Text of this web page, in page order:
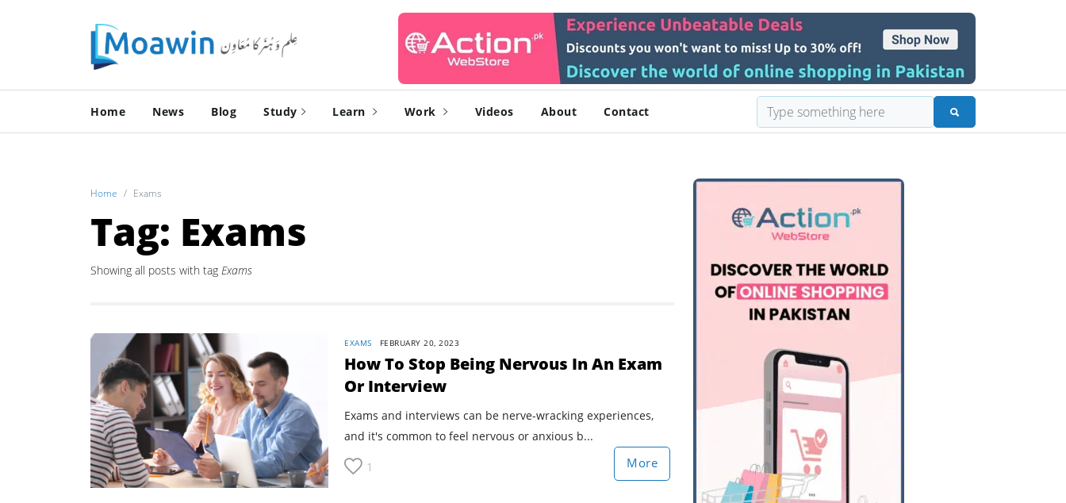
Home News Blog Study Learn Work Videos About Contact
Home Exams
Tag: Exams
Showing all posts with tag Exams
EXAMS FEBRUARY 20, 2023
How To Stop Being Nervous In An Exam
Or Interview
Exams and interviews can be nerve-wracking experiences,
and it's common to feel nervous or anxious b...
1 More